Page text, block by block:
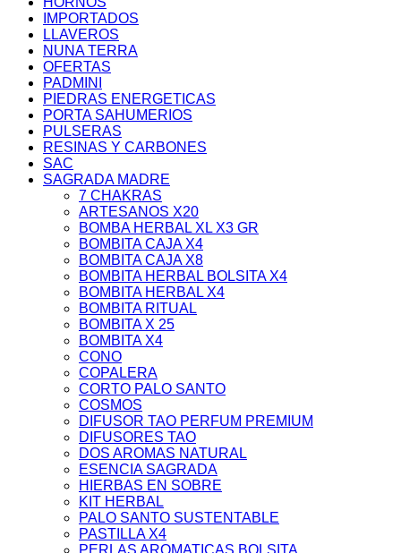
IMPORTADOS
LLAVEROS
NUNA TERRA
OFERTAS
PADMINI
PIEDRAS ENERGETICAS
PORTA SAHUMERIOS
PULSERAS
RESINAS Y CARBONES
SAC
SAGRADA MADRE
7 CHAKRAS
ARTESANOS X20
BOMBA HERBAL XL X3 GR
BOMBITA CAJA X4
BOMBITA CAJA X8
BOMBITA HERBAL BOLSITA X4
BOMBITA HERBAL X4
BOMBITA RITUAL
BOMBITA X 25
BOMBITA X4
CONO
COPALERA
CORTO PALO SANTO
COSMOS
DIFUSOR TAO PERFUM PREMIUM
DIFUSORES TAO
DOS AROMAS NATURAL
ESENCIA SAGRADA
HIERBAS EN SOBRE
KIT HERBAL
PALO SANTO SUSTENTABLE
PASTILLA X4
PERLAS AROMATICAS BOLSITA